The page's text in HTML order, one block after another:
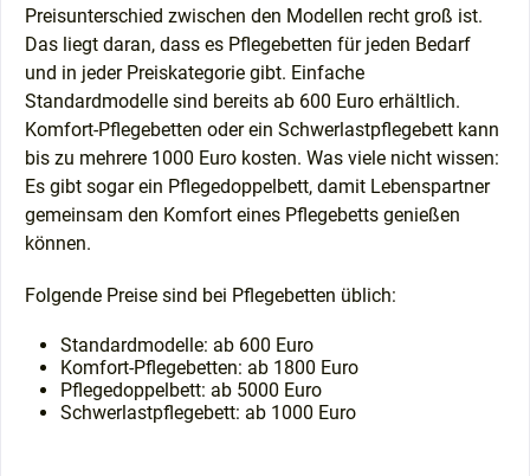
Preisunterschied zwischen den Modellen recht groß ist.
Das liegt daran, dass es Pflegebetten für jeden Bedarf
und in jeder Preiskategorie gibt. Einfache
Standardmodelle sind bereits ab 600 Euro erhältlich.
Komfort-Pflegebetten oder ein Schwerlastpflegebett kann
bis zu mehrere 1000 Euro kosten. Was viele nicht wissen:
Es gibt sogar ein Pflegedoppelbett, damit Lebenspartner
gemeinsam den Komfort eines Pflegebetts genießen
können.
Folgende Preise sind bei Pflegebetten üblich:
Standardmodelle: ab 600 Euro
Komfort-Pflegebetten: ab 1800 Euro
Pflegedoppelbett: ab 5000 Euro
Schwerlastpflegebett: ab 1000 Euro